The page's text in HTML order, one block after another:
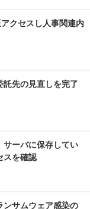
クセスし人事関連内
先の見直しを完了
ーバに保存してい
スを確認
ンサムウェア感染の